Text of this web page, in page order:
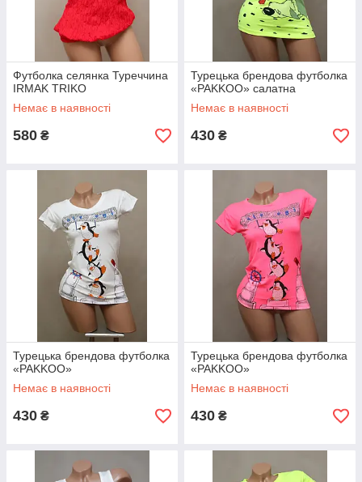
Футболка селянка Туреччина
IRMAK TRIKO
Немає в наявності
580 ₴
Турецька брендова футболка
«PAKKOO» салатна
Немає в наявності
430 ₴
Турецька брендова футболка
«PAKKOO»
Немає в наявності
430 ₴
Турецька брендова футболка
«PAKKOO»
Немає в наявності
430 ₴